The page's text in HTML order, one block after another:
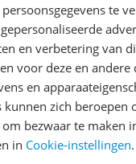
te
en verbetering van
voor deze en
en
zich beroepen
bezwaar te maken
in Cookie-instellingen.